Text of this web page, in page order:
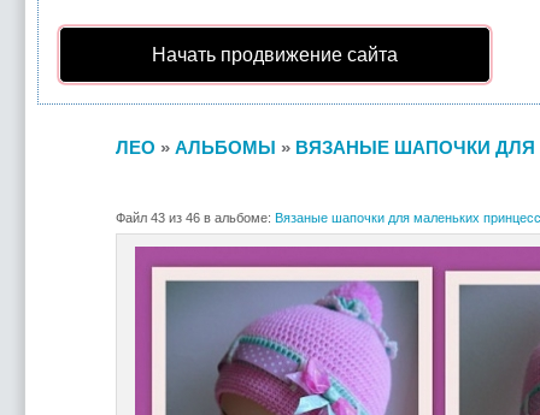
Начать продвижение сайта
ЛЕО » АЛЬБОМЫ » ВЯЗАНЫЕ ШАПОЧКИ ДЛЯ
Файл 43 из 46 в альбоме: Вязаные шапочки для маленьких